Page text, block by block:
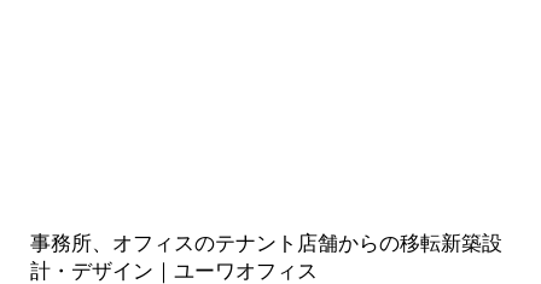
事務所、オフィスのテナント店舗からの移転新築設
計・デザイン｜ユーワオフィス